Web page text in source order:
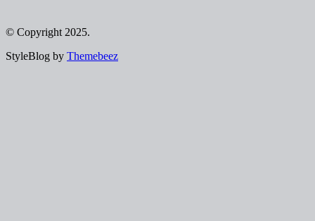
© Copyright 2025.
StyleBlog by Themebeez